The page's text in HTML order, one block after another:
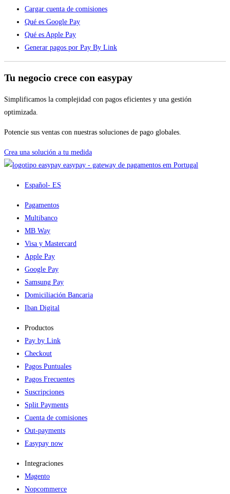
Cargar cuenta de comisiones
Qué es Google Pay
Qué es Apple Pay
Generar pagos por Pay By Link
Tu negocio crece con easypay
Simplificamos la complejidad con pagos eficientes y una gestión
optimizada.
Potencie sus ventas con nuestras soluciones de pago globales.
Crea una solución a tu medida
easypay - gateway de pagamentos em Portugal
Español- ES
Pagamentos
Multibanco
MB Way
Visa y Mastercard
Apple Pay
Google Pay
Samsung Pay
Domiciliación Bancaria
Iban Digital
Productos
Pay by Link
Checkout
Pagos Puntuales
Pagos Frecuentes
Suscripciones
Split Payments
Cuenta de comisiones
Out-payments
Easypay now
Integraciones
Magento
Nopcommerce